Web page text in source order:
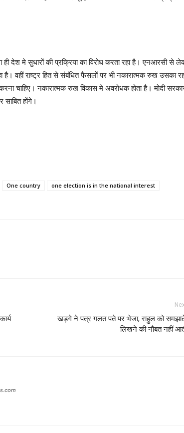
ही देश मे सुधारों की प्रक्रिया का विरोध करता रहा है। एनआरसी से
है। वहीं राष्ट्र हित से संबंधित फैसलों पर भी नकारात्मक रुख उसका
चाहिए। नकारात्मक रुख विकास मे अवरोधक होता है। मोदी
होंगे।
One country
one election is in the national interest
खड़गे ने पत्र गलत पते पर भेजा, राहुल को
लिखने की नौबत नहीं